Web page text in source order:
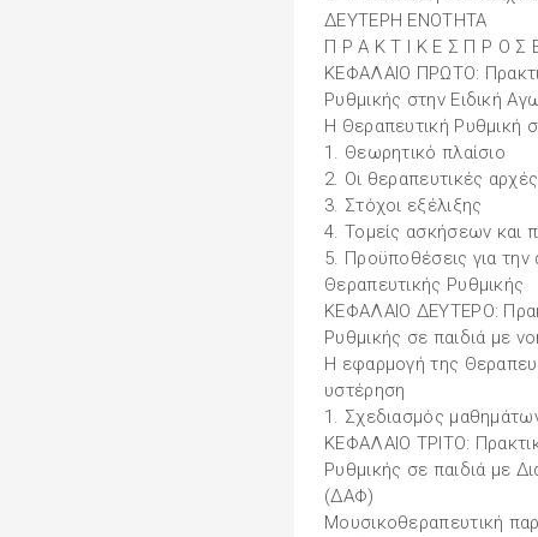
ΔΕΥΤΕΡΗ ΕΝΟΤΗΤΑ
Π Ρ Α Κ Τ Ι Κ Ε Σ Π Ρ Ο Σ Ε
ΚΕΦΑΛΑΙΟ ΠΡΩΤΟ:
Ρυθμικής στην Ειδική
Η Θεραπευτική Ρυθμική
1. Θεωρητικό πλαίσιο
2. Οι θεραπευτικές αρχές
3. Στόχοι εξέλιξης
4. Τομείς ασκήσεων και
5. Προϋποθέσεις για
Θεραπευτικής Ρυθμικής
ΚΕΦΑΛΑΙΟ ΔΕΥΤΕΡΟ:
Ρυθμικής σε παιδιά με
Η εφαρμογή της
υστέρηση
1. Σχεδιασμός
ΚΕΦΑΛΑΙΟ ΤΡΙΤΟ:
Ρυθμικής σε παιδιά με
(ΔΑΦ)
Μουσικοθεραπευτική